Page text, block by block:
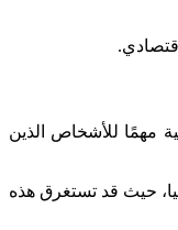
مهمًا للأشخاص الذين
حيث قد تستغرق هذه